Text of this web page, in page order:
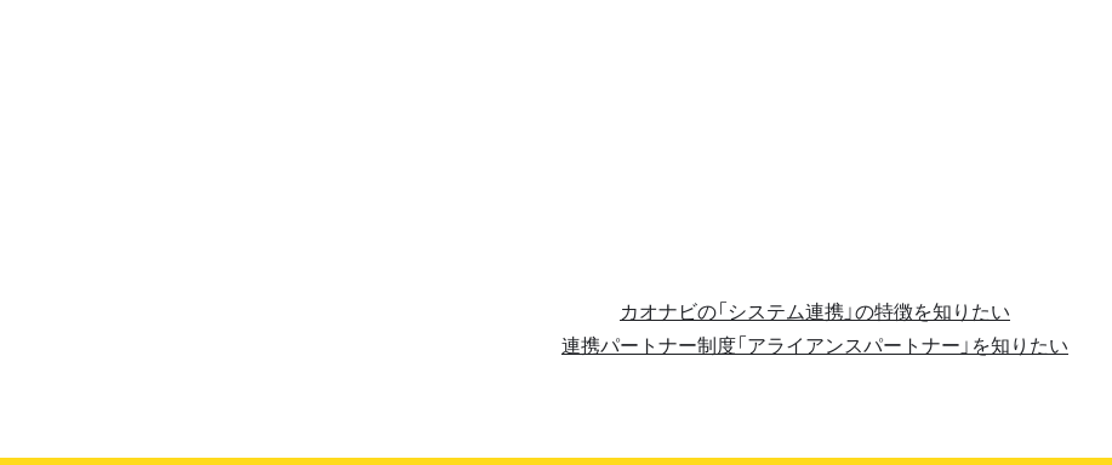
カオナビの「システム連携」の特徴を知りたい
連携パートナー制度「アライアンスパートナー」を知りたい